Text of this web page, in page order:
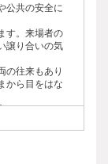
分けて駐車い
「駐車証」
間に制限があ
をご覧くだ
の注意事項」
は、前述の規
要項、参加注
公共の安全に
す。来場者の
譲り合いの気
の往来もあり
から目をはな
もいらっしゃ
の始末や吠え
お願いしま